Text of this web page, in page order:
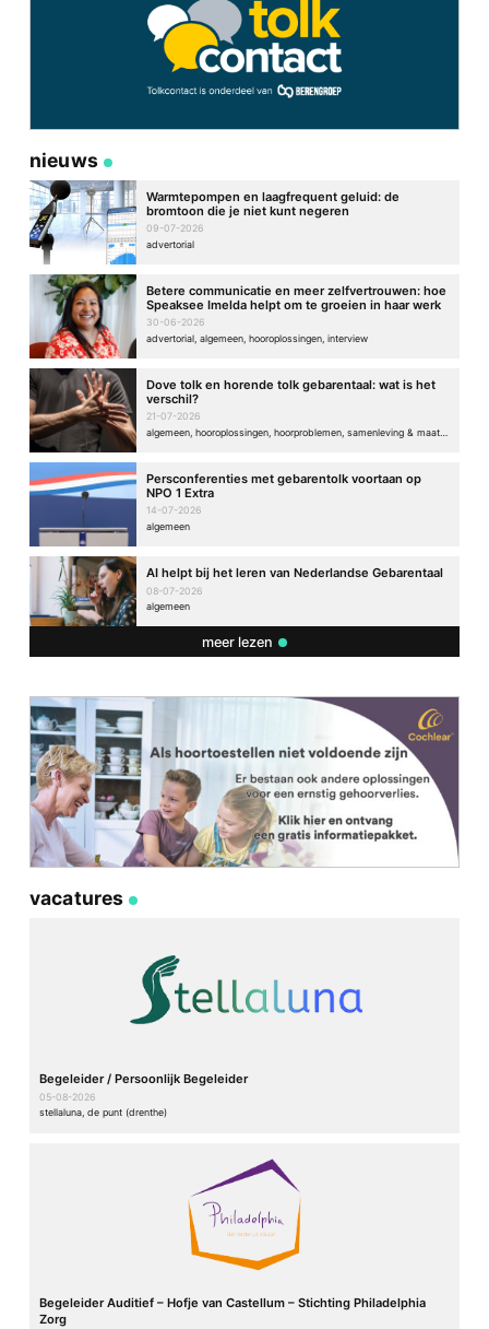
nieuws
Warmtepompen en laagfrequent geluid: de
bromtoon die je niet kunt negeren
09-07-2026
advertorial
Betere communicatie en meer zelfvertrouwen: hoe
Speaksee Imelda helpt om te groeien in haar werk
30-06-2026
advertorial, algemeen, hooroplossingen, interview
Dove tolk en horende tolk gebarentaal: wat is het
verschil?
21-07-2026
Persconferenties met gebarentolk voortaan op
NPO 1 Extra
14-07-2026
algemeen
AI helpt bij het leren van Nederlandse Gebarentaal
08-07-2026
algemeen
meer lezen
vacatures
Begeleider / Persoonlijk Begeleider
05-08-2026
stellaluna, de punt (drenthe)
Begeleider Auditief – Hofje van Castellum – Stichting Philadelphia
Zorg